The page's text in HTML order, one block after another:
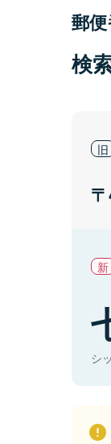
郵
検
シ